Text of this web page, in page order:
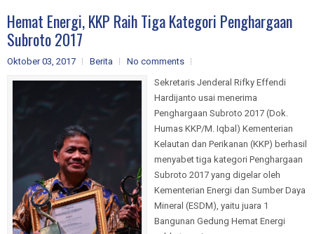
Hemat Energi, KKP Raih Tiga Kategori Penghargaan
Subroto 2017
Oktober 03, 2017 Berita
No comments
Sekretaris Jenderal Rifky Effendi
Hardijanto usai menerima
Penghargaan Subroto 2017 (Dok.
Humas KKP/M. Iqbal) Kementerian
Kelautan dan Perikanan (KKP) berhasil
menyabet tiga kategori Penghargaan
Subroto 2017 yang digelar oleh
Kementerian Energi dan Sumber Daya
Mineral (ESDM), yaitu juara 1
Bangunan Gedung Hemat Energi